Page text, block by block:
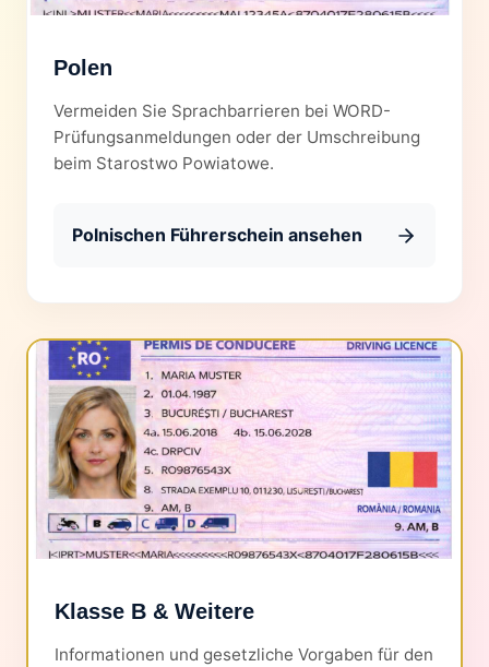
Polen
Vermeiden Sie Sprachbarrieren bei WORD-
Prüfungsanmeldungen oder der Umschreibung
beim Starostwo Powiatowe.
Polnischen Führerschein ansehen
Klasse B & Weitere
Informationen und gesetzliche Vorgaben für den